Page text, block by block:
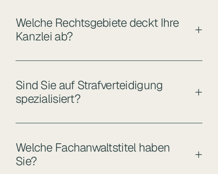
Welche Rechtsgebiete deckt Ihre
Kanzlei ab?
Sind Sie auf Strafverteidigung
spezialisiert?
Welche Fachanwaltstitel haben
Sie?